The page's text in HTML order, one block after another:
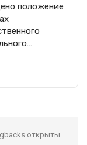
положение
открыты.